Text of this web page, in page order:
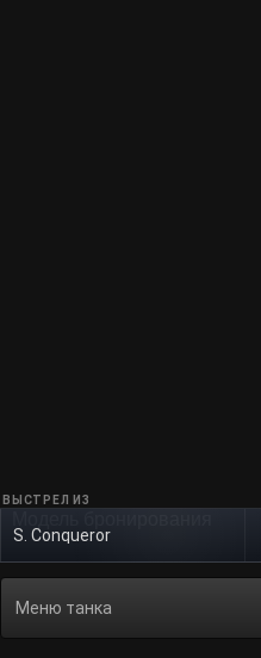
ВЫСТРЕЛ ИЗ
S. Conqueror
Меню танка